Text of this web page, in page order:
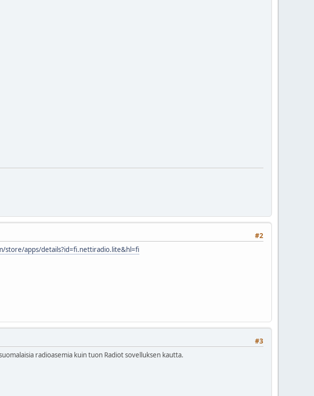
#2
store/apps/details?id=fi.nettiradio.lite&hl=fi
#3
radioasemia kuin tuon Radiot sovelluksen kautta.